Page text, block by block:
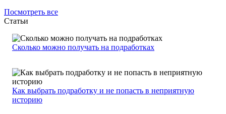
Посмотреть все
Статьи
Сколько можно получать на подработках
Как выбрать подработку и не попасть в неприятную
историю